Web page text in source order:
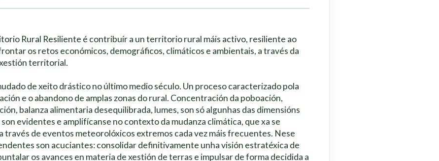
Rural Resiliente é contribuír a un territorio rural máis activo, resiliente ao
os retos económicos, demográficos, climáticos e ambientais, a través da
territorial.
de xeito drástico no último medio século. Un proceso caracterizado pola
e o abandono de amplas zonas do rural. Concentración da poboación,
balanza alimentaria desequilibrada, lumes, son só algunhas das dimensións
evidentes e amplifícanse no contexto da mudanza climática, que xa se
través de eventos meteorolóxicos extremos cada vez máis frecuentes. Nese
son acuciantes: consolidar definitivamente unha visión estratéxica de
os avances en materia de xestión de terras e impulsar de forma decidida a